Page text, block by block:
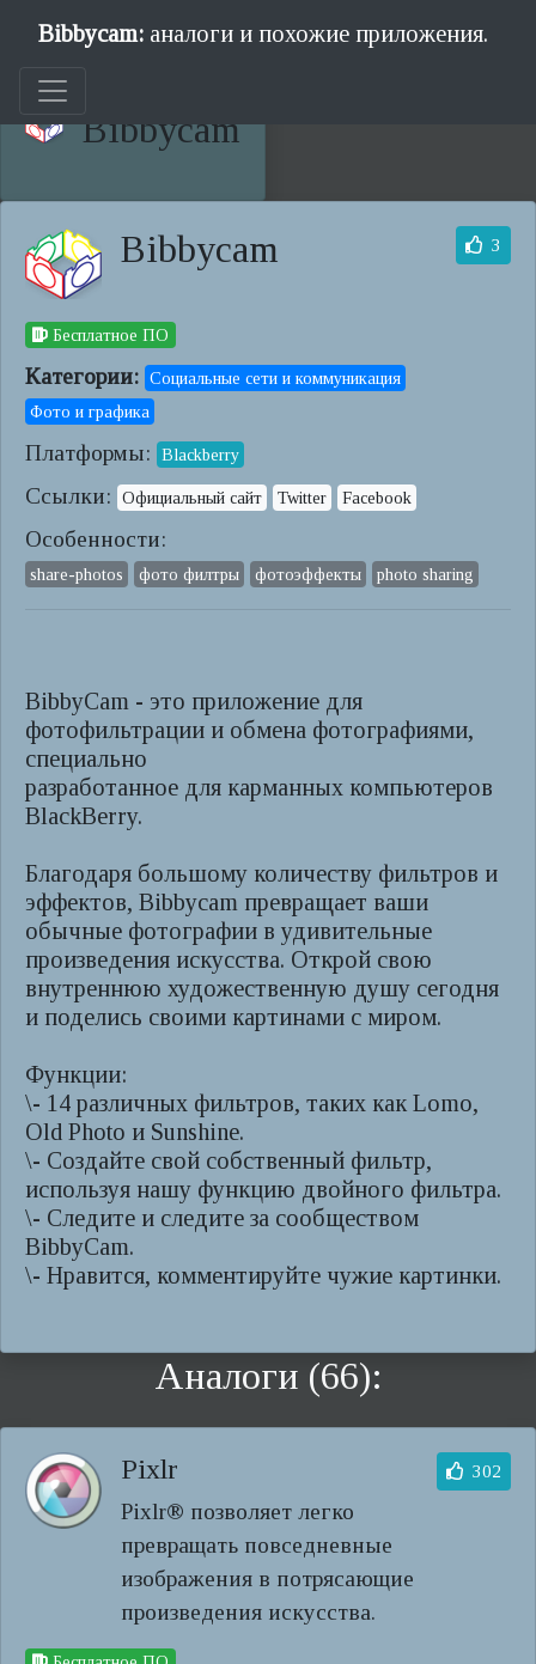
Bibbycam: аналоги и похожие приложения.
Bibbycam
Bibbycam 3
Бесплатное ПО
Категории: Социальные сети и коммуникация
Фото и графика
Платформы: Blackberry
Ссылки: Официальный сайт Twitter Facebook
Особенности:
share-photos фото филтры фотоэффекты photo sharing
BibbyCam - это приложение для
фотофильтрации и обмена фотографиями,
специально
разработанное для карманных компьютеров
BlackBerry.
Благодаря большому количеству фильтров и
эффектов, Bibbycam превращает ваши
обычные фотографии в удивительные
произведения искусства. Открой свою
внутреннюю художественную душу сегодня
и поделись своими картинами с миром.
Функции:
\- 14 различных фильтров, таких как Lomo,
Old Photo и Sunshine.
\- Создайте свой собственный фильтр,
используя нашу функцию двойного фильтра.
\- Следите и следите за сообществом
BibbyCam.
\- Нравится, комментируйте чужие картинки.
Аналоги (66):
Pixlr
Pixlr® позволяет легко
превращать повседневные
изображения в потрясающие
произведения искусства.
302